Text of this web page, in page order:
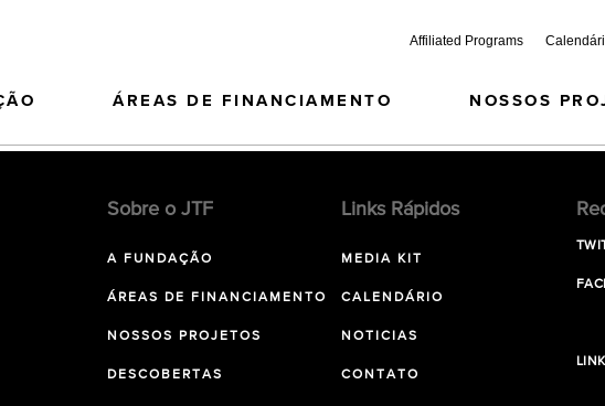
Affiliated Programs
ÁREAS DE FINANCIAMENTO NOSSOS
Sobre o JTF
A FUNDAÇÃO
ÁREAS DE FINANCIAMENTO
NOSSOS PROJETOS
DESCOBERTAS
Links Rápidos
MEDIA KIT
CALENDÁRIO
NOTICIAS
CONTATO